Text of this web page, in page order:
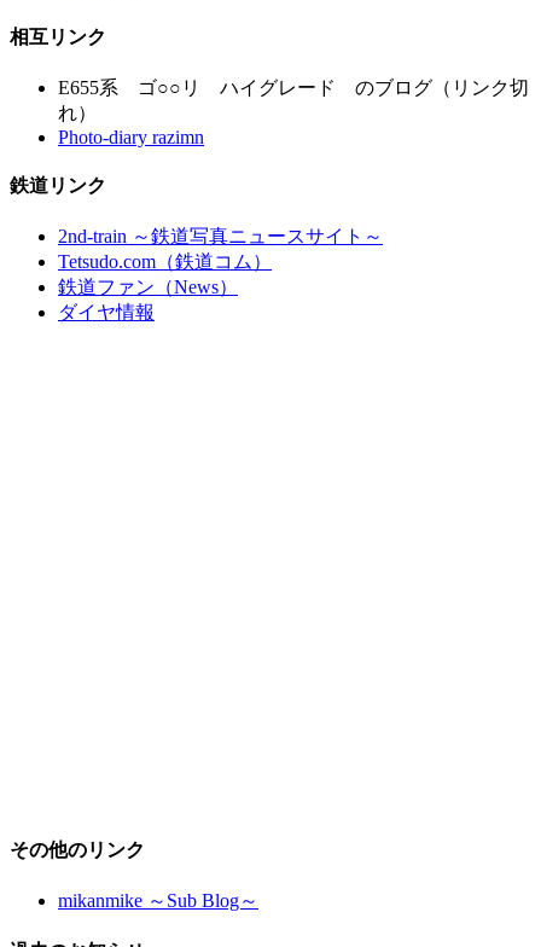
相互リンク
E655系 ゴ○○リ ハイグレード のブログ（リンク切
れ）
Photo-diary razimn
鉄道リンク
2nd-train ～鉄道写真ニュースサイト～
Tetsudo.com（鉄道コム）
鉄道ファン（News）
ダイヤ情報
その他のリンク
mikanmike ～Sub Blog～